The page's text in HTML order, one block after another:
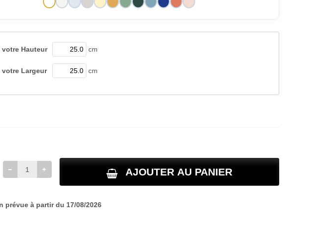
votre Hauteur cm
votre Largeur cm
AJOUTER AU PANIER
prévue à partir du 17/08/2026